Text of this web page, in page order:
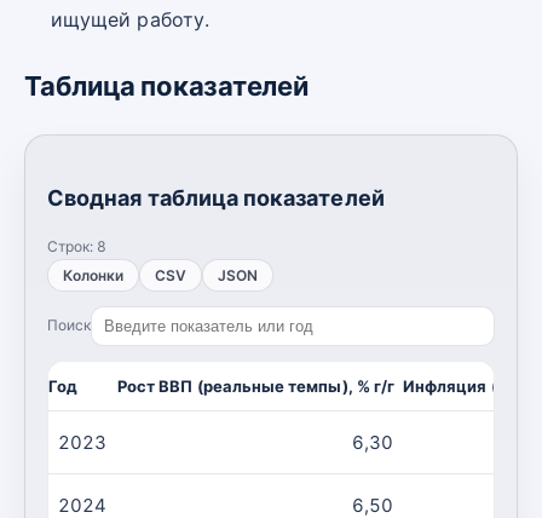
ищущей работу.
Таблица показателей
Сводная таблица показателей
Строк: 8
Колонки
CSV JSON
Поиск
Год Рост ВВП (реальные темпы), % г/г Инфляция (CPI,
2023 6,30
2024 6,50